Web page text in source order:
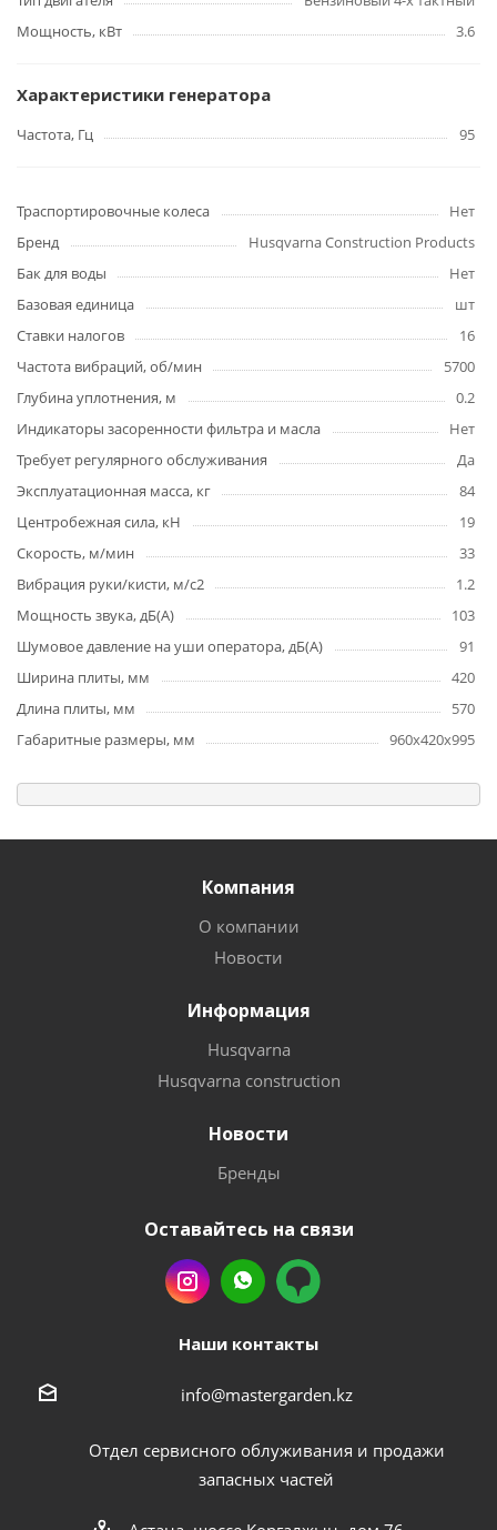
Мощность, кВт
3.6
Характеристики генератора
Частота, Гц 95
Траспортировочные колеса
Нет
Бренд
Husqvarna Construction Products
Бак для воды
Нет
Базовая единица
шт
Ставки налогов
16
Частота вибраций, об/мин
5700
Глубина уплотнения, м
0.2
Индикаторы засоренности фильтра и масла
Нет
Требует регулярного обслуживания
Да
Эксплуатационная масса, кг
84
Центробежная сила, кН
19
Скорость, м/мин
33
Вибрация руки/кисти, м/с2
1.2
Мощность звука, дБ(А)
103
Шумовое давление на уши оператора, дБ(А)
91
Ширина плиты, мм
420
Длина плиты, мм
570
Габаритные размеры, мм
960х420х995
Компания
О компании
Новости
Информация
Husqvarna
Husqvarna construction
Новости
Бренды
Оставайтесь на связи
Наши контакты
info@mastergarden.kz
Отдел сервисного облуживания и продажи
запасных частей